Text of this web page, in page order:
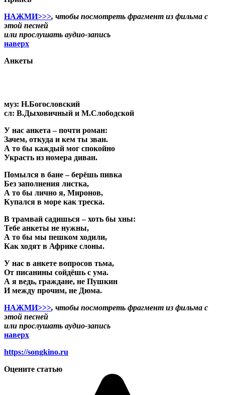
НАЖМИ>>>, чтобы посмотреть фрагмент из фильма с
этой песней
или прослушать аудио-запись
наверх
Анкеты
муз: Н.Богословский
сл: В.Дыховичный и М.Слободской
У нас анкета – почти роман:
Зачем, откуда и кем ты зван.
А то бы каждый мог спокойно
Украсть из номера диван.
Помылся в бане – берёшь пивка
Без заполнения листка,
А то бы лично я, Миронов,
Купался в море как треска.
В трамвай садишься – хоть бы хны:
Тебе анкеты не нужны,
А то бы мы пешком ходили,
Как ходят в Африке слоны.
У нас в анкете вопросов тьма,
От писанины сойдёшь с ума.
А я ведь, граждане, не Пушкин
И между прочим, не Дюма.
НАЖМИ>>>, чтобы посмотреть фрагмент из фильма с
этой песней
или прослушать аудио-запись
наверх
https://songkino.ru
Оцените статью